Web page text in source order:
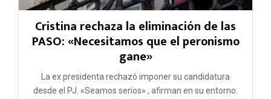
Cristina rechaza la eliminación de las
PASO: «Necesitamos que el peronismo
gane»
La ex presidenta rechazó imponer su candidatura
desde el PJ. «Seamos serios» , afirman en su entorno.